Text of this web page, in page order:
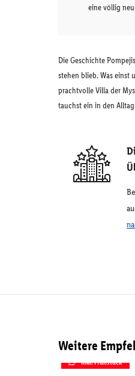
eine völlig
Die Geschichte
stehen blieb. Was einst
prachtvolle Villa der
tauchst ein in den
Weitere
inkl. Frühstück